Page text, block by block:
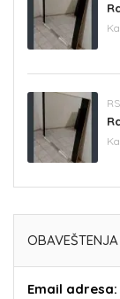
Email adresa: